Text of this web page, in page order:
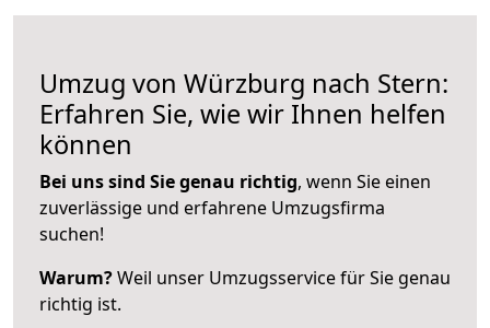
Umzug von Würzburg nach Stern:
Erfahren Sie, wie wir Ihnen helfen
können
Bei uns sind Sie genau richtig, wenn Sie einen
zuverlässige und erfahrene Umzugsfirma
suchen!
Warum?Weil unser Umzugsservice für Sie genau
richtig ist.